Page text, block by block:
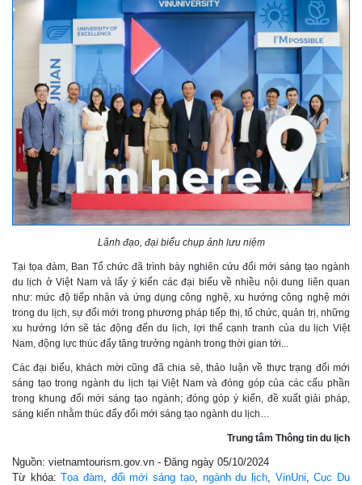
Lãnh đạo, đại biểu chụp ảnh lưu niệm
Tại tọa đàm, Ban Tổ chức đã trình bày nghiên cứu đổi mới sáng tạo ngành
du lịch ở Việt Nam và lấy ý kiến các đại biểu về nhiều nội dung liên quan
như: mức độ tiếp nhận và ứng dụng công nghệ, xu hướng công nghệ mới
trong du lịch, sự đổi mới trong phương pháp tiếp thị, tổ chức, quản trị, những
xu hướng lớn sẽ tác động đến du lịch, lợi thế cạnh tranh của du lịch Việt
Nam, động lực thúc đẩy tăng trưởng ngành trong thời gian tới...
Các đại biểu, khách mời cũng đã chia sẻ, thảo luận về thực trạng đổi mới
sáng tạo trong ngành du lịch tại Việt Nam và đóng góp của các cấu phần
trong khung đổi mới sáng tạo ngành; đóng góp ý kiến, đề xuất giải pháp,
sáng kiến nhằm thúc đẩy đổi mới sáng tạo ngành du lịch…
Trung tâm Thông tin du lịch
Nguồn: vietnamtourism.gov.vn - Đăng ngày 05/10/2024
Từ khóa:Tọa đàm đổi mới sáng tạo, ngành du lịch, VinUni ,Cục Du